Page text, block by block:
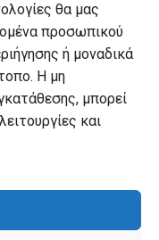
θα μας
προσωπικού
ή μοναδικά
Η μη
μπορεί
και